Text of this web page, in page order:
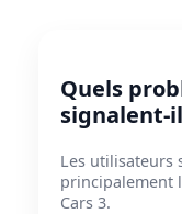
Quels
signalent-
Les utilisateurs
principalement
Cars 3.